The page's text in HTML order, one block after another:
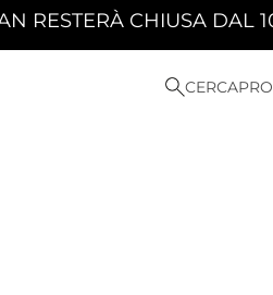
AGOSTO 2026 AL 23
CERCA